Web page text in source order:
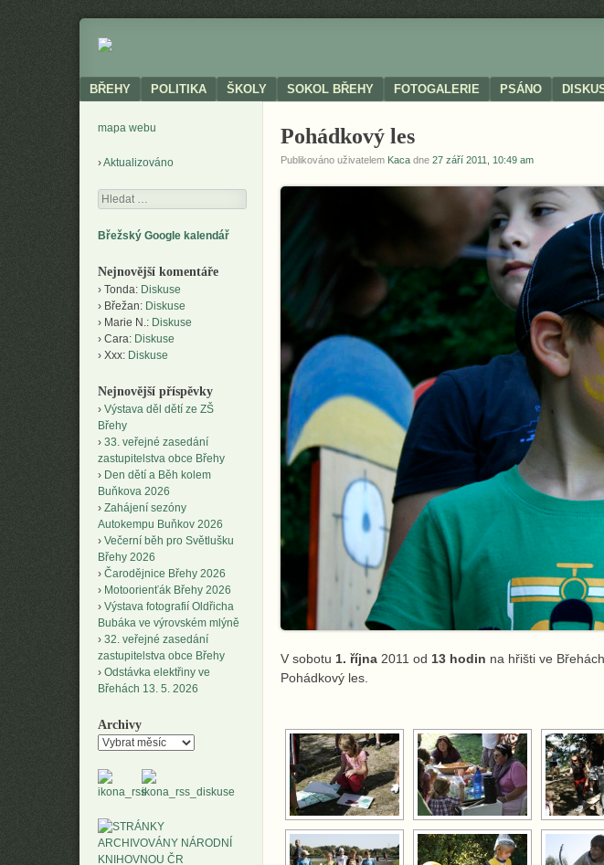
BŘEHY
Neoficiální
obce
Menu
SKIP TO CONTENT
BŘEHY POLITIKA ŠKOLY SOKOL BŘEHY FOTOGALERIE PSÁNO
Pohádkový les
Publikováno uživatelem Kaca dne 27 září 2011, 10:49 am
V sobotu 1. října 2011 od 13 hodin na hřišti ve
Pohádkový les.
mapa webu
Aktualizováno
Hledání
Břežský Google kalendář
Nejnovější komentáře
Tonda: Diskuse
Břežan: Diskuse
Marie N.: Diskuse
Cara: Diskuse
Xxx: Diskuse
Nejnovější příspěvky
Výstava děl dětí ze ZŠ
Břehy
33. veřejné zasedání
zastupitelstva obce Břehy
Den dětí a Běh kolem
Buňkova 2026
Zahájení sezóny
Autokempu Buňkov 2026
Večerní běh pro Světlušku
Břehy 2026
Čarodějnice Břehy 2026
Motoorienťák Břehy 2026
Výstava fotografií Oldřicha
Bubáka ve výrovském mlýně
32. veřejné zasedání
zastupitelstva obce Břehy
Odstávka elektřiny ve
Břehách 13. 5. 2026
Archivy
Archivy